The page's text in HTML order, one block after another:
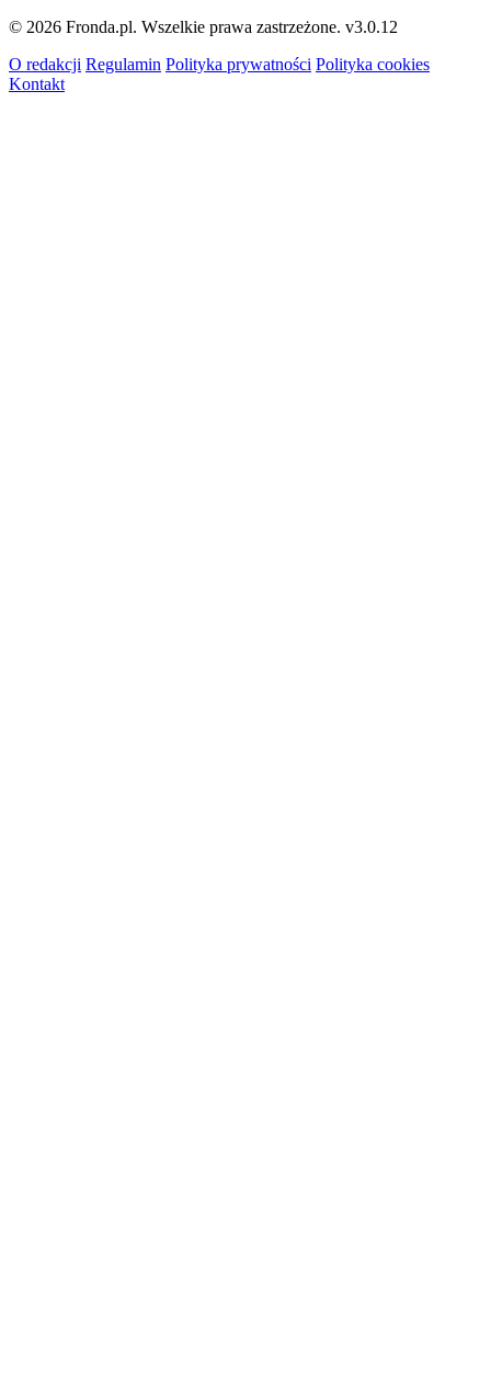
© 2026 Fronda.pl. Wszelkie prawa zastrzeżone. v3.0.12
O redakcji Regulamin Polityka prywatności Polityka cookies
Kontakt